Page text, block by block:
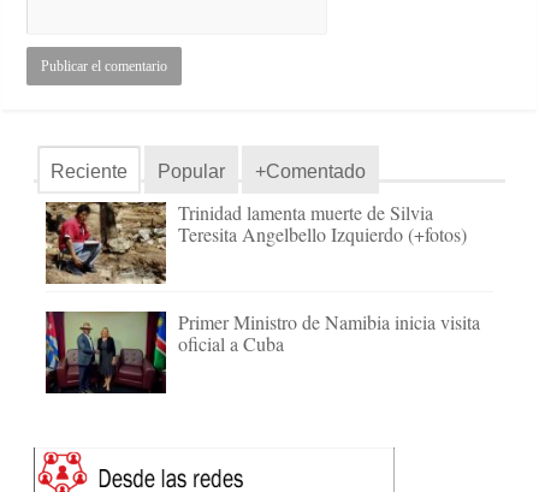
Reciente Popular +Comentado
Trinidad lamenta muerte de Silvia
Teresita Angelbello Izquierdo (+fotos)
Primer Ministro de Namibia inicia visita
oficial a Cuba